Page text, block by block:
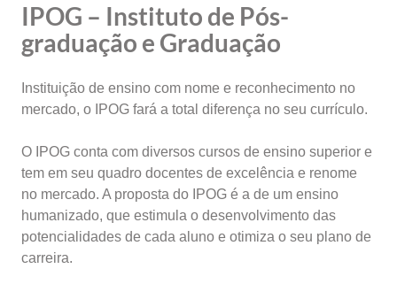
IPOG – Instituto de Pós-
graduação e Graduação
Instituição de ensino com nome e reconhecimento no
mercado, o IPOG fará a total diferença no seu currículo.
O IPOG conta com diversos cursos de ensino superior e
tem em seu quadro docentes de excelência e renome
no mercado. A proposta do IPOG é a de um ensino
humanizado, que estimula o desenvolvimento das
potencialidades de cada aluno e otimiza o seu plano de
carreira.